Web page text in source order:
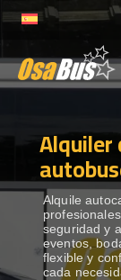
to
ALQUILER
DESTINOS
Alquile
seguridad y
eventos,
flexible y
cada